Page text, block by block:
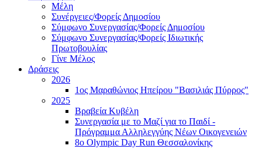
Μέλη
Συνέργειες/Φορείς Δημοσίου
Σύμφωνο Συνεργασίας/Φορείς Δημοσίου
Σύμφωνο Συνεργασίας/Φορείς Ιδιωτικής
Πρωτοβουλίας
Γίνε Μέλος
Δράσεις
2026
1ος Μαραθώνιος Ηπείρου "Βασιλιάς Πύρρος"
2025
Βραβεία Κυβέλη
Συνεργασία με το Μαζί για το Παιδί -
Πρόγραμμα Αλληλεγγύης Νέων Οικογενειών
8ο Olympic Day Run Θεσσαλονίκης